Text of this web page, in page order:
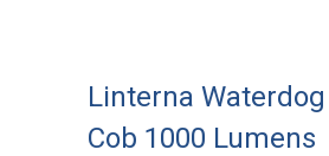
Linterna Waterdog
Cob 1000 Lumens